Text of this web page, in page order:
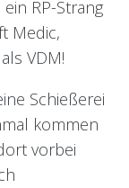
RP-Strang
Medic,
VDM!
Schießerei
kommen
vorbei